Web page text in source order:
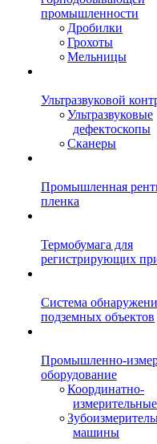
промышленности
Дробилки
Грохоты
Мельницы
Ультразвуковой
Ультразвуковые
дефектоскопы
Сканеры
Промышленная
пленка
Термобумага для
регистрирующих
Система
подземных объектов
Промышленно-
оборудование
Координатно-
машины